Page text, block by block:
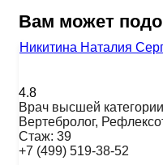
Вам может
Никитина Наталия
4.8
Врач высшей категории
Вертебролог,
Стаж: 39
+7 (499) 519-38-52